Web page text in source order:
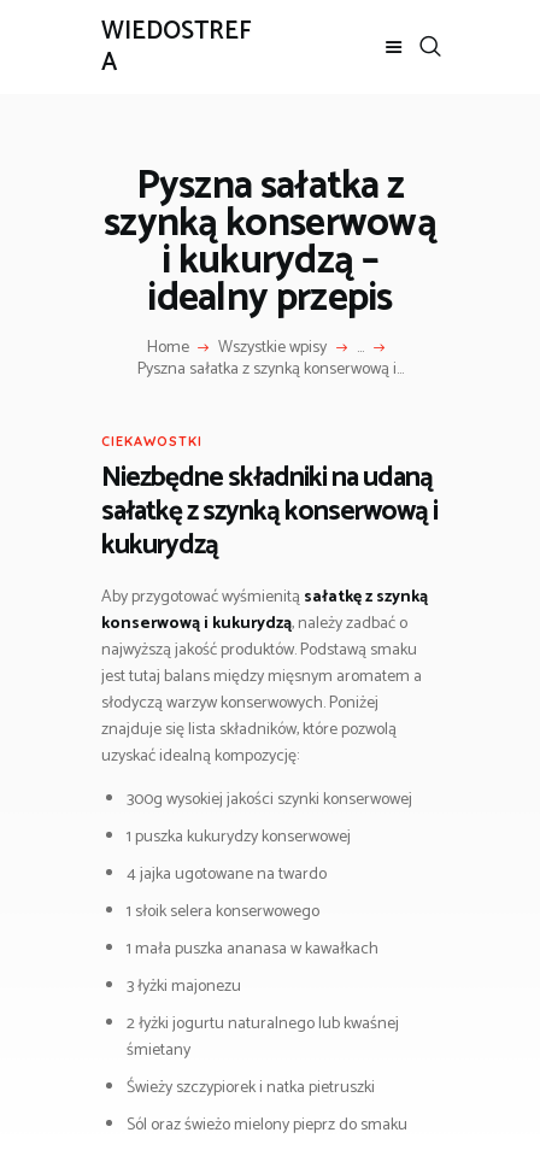
WIEDOSTREF
A
Pyszna sałatka z
szynką konserwową
i kukurydzą –
idealny przepis
Home Wszystkie wpisy ...
Pyszna sałatka z szynką konserwową i...
CIEKAWOSTKI
Niezbędne składniki na udaną
sałatkę z szynką konserwową i
kukurydzą
Aby przygotować wyśmienitąsałatkę z szynką
konserwową i kukurydzą, należy zadbać o
najwyższą jakość produktów. Podstawą smaku
jest tutaj balans między mięsnym aromatem a
słodyczą warzyw konserwowych. Poniżej
znajduje się lista składników, które pozwolą
uzyskać idealną kompozycję:
300g wysokiej jakości szynki konserwowej
1 puszka kukurydzy konserwowej
4 jajka ugotowane na twardo
1 słoik selera konserwowego
1 mała puszka ananasa w kawałkach
3 łyżki majonezu
2 łyżki jogurtu naturalnego lub kwaśnej
śmietany
Świeży szczypiorek i natka pietruszki
Sól oraz świeżo mielony pieprz do smaku